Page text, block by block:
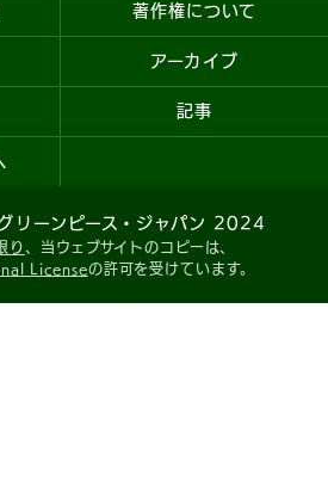
著作権について
アーカイブ
記事
リーンピース・ジャパン 2024
り 、当ウェブサイトのコピーは、
Licenseの許可を受けています。